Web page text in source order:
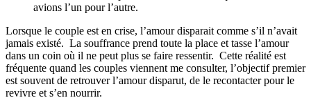
Lorsque le couple est en crise, l’amour disparait comme s’il n’avait
jamais existé. La souffrance prend toute la place et tasse l’amour
dans un coin où il ne peut plus se faire ressentir. Cette réalité est
fréquente quand les couples viennent me consulter, l’objectif premier
est souvent de retrouver l’amour disparut, de le recontacter pour le
revivre et s’en nourrir.